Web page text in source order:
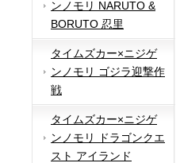
ンノモリ NARUTO &
BORUTO 忍里
タイムズカー×ニジゲ
ンノモリ ゴジラ迎撃作
戦
タイムズカー×ニジゲ
ンノモリ ドラゴンクエ
スト アイランド